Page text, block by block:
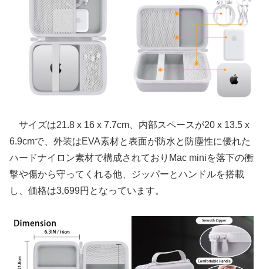
サイズは21.8 x 16 x 7.7cm、内部スペースが20 x 13.5 x
6.9cmで、外装はEVA素材と表面が防水と防塵性に優れた
ハードナイロン素材で構成されておりMac miniを落下の衝
撃や傷から守ってくれる他、ジッパーとハンドルを搭載
し、価格は3,699円となっています。